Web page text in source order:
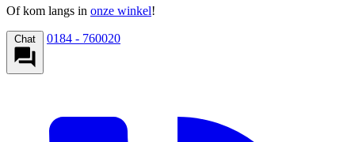
Of kom langs in onze winkel!
Chat 0184 - 760020